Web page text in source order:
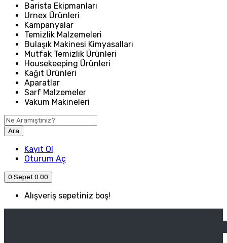
Barista Ekipmanları
Urnex Ürünleri
Kampanyalar
Temizlik Malzemeleri
Bulaşık Makinesi Kimyasalları
Mutfak Temizlik Ürünleri
Housekeeping Ürünleri
Kağıt Ürünleri
Aparatlar
Sarf Malzemeler
Vakum Makineleri
Ara
Kayıt Ol
Oturum Aç
0 Sepet 0.00
Alışveriş sepetiniz boş!